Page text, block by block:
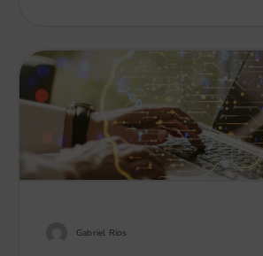
Gabriel Rios